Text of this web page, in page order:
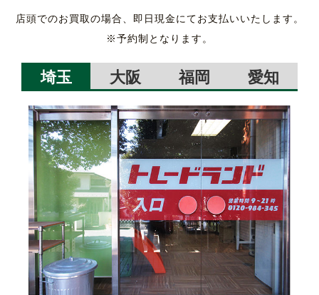
店頭でのお買取の場合、即日現金にてお支払いいたします。
※予約制となります。
埼玉 大阪 福岡 愛知